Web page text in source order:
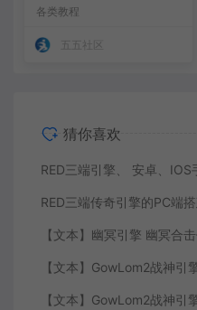
各类教程
五五社区
猜你喜欢